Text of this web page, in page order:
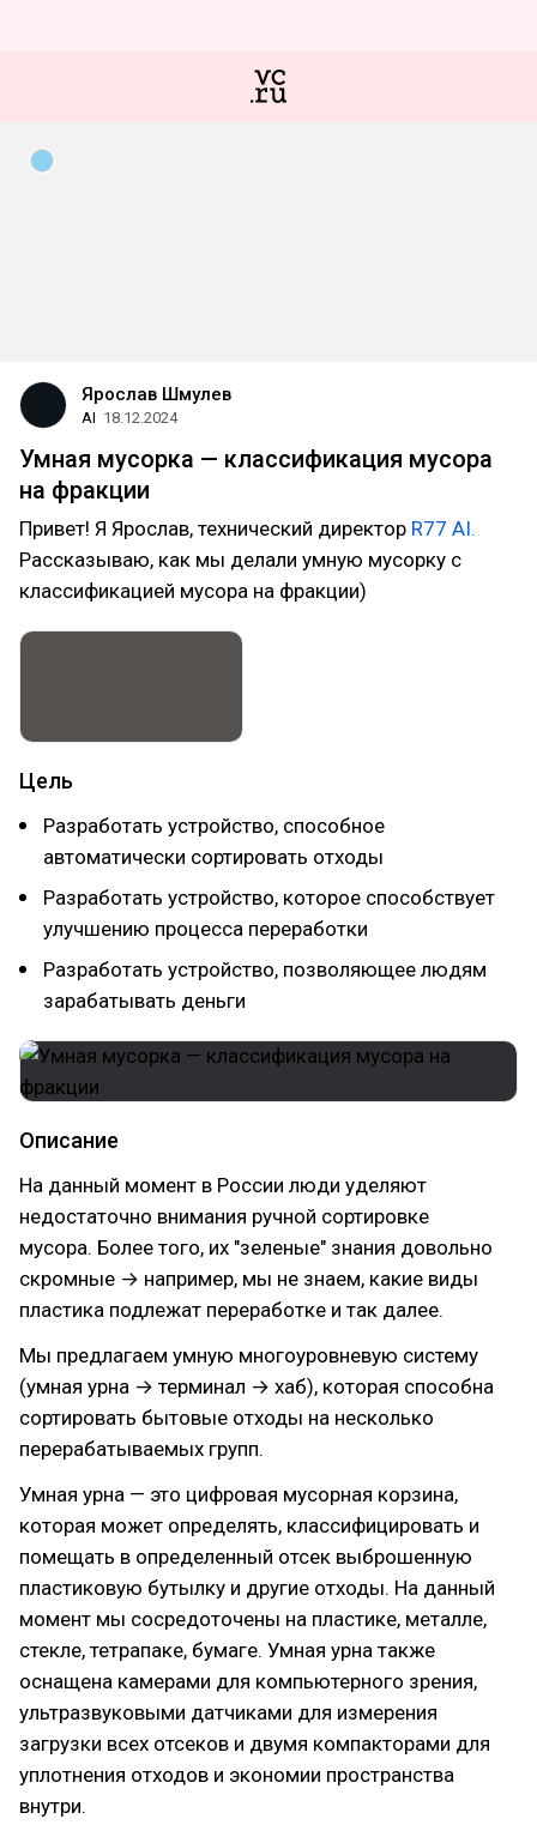
Ярослав Шмулев
AI 18.12.2024
Умная мусорка — классификация мусора
на фракции
Привет! Я Ярослав, технический директор R77 AI.
Рассказываю, как мы делали умную мусорку с
классификацией мусора на фракции)
Цель
Разработать устройство, способное
автоматически сортировать отходы
Разработать устройство, которое способствует
улучшению процесса переработки
Разработать устройство, позволяющее людям
зарабатывать деньги
Описание
На данный момент в России люди уделяют
недостаточно внимания ручной сортировке
мусора. Более того, их "зеленые" знания довольно
скромные → например, мы не знаем, какие виды
пластика подлежат переработке и так далее.
Мы предлагаем умную многоуровневую систему
(умная урна → терминал → хаб), которая способна
сортировать бытовые отходы на несколько
перерабатываемых групп.
Умная урна — это цифровая мусорная корзина,
которая может определять, классифицировать и
помещать в определенный отсек выброшенную
пластиковую бутылку и другие отходы. На данный
момент мы сосредоточены на пластике, металле,
стекле, тетрапаке, бумаге. Умная урна также
оснащена камерами для компьютерного зрения,
ультразвуковыми датчиками для измерения
загрузки всех отсеков и двумя компакторами для
уплотнения отходов и экономии пространства
внутри.